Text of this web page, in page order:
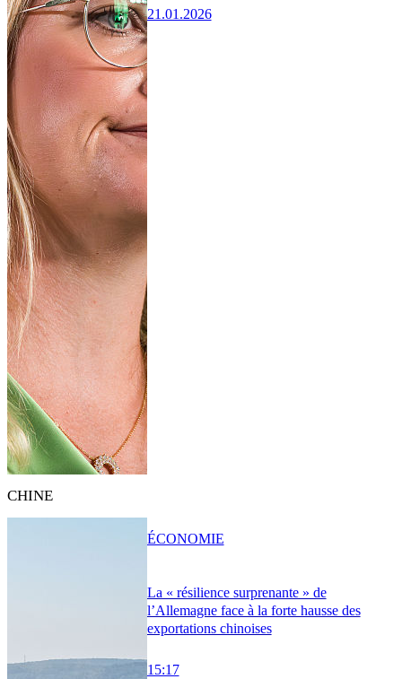
21.01.2026
CHINE
La « résilience surprenante » de
l’Allemagne face à la forte hausse des
exportations chinoises
15:17
ÉCONOMIE